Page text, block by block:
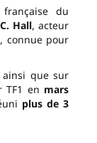
du
Hall, acteur
, connue pour
que sur
TF1 en mars
plus de 3